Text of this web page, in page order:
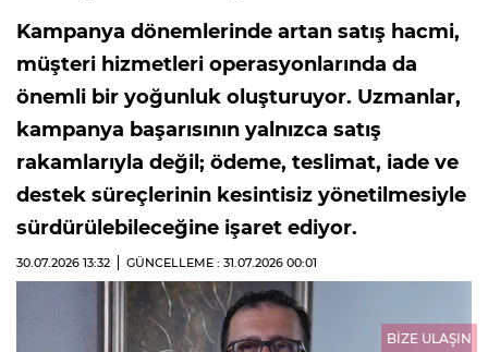
Kampanya dönemlerinde artan satış hacmi,
müşteri hizmetleri operasyonlarında da
önemli bir yoğunluk oluşturuyor. Uzmanlar,
kampanya başarısının yalnızca satış
rakamlarıyla değil; ödeme, teslimat, iade ve
destek süreçlerinin kesintisiz yönetilmesiyle
sürdürülebileceğine işaret ediyor.
30.07.2026 13:32 GÜNCELLEME : 31.07.2026 00:01
BİZE ULAŞIN